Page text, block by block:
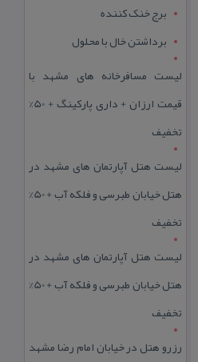
برج خنک کننده
برداشتن خال با محلول
لیست مسافرخانه های مشهد با
قیمت ارزان + داری پارکینگ + 50%
تخفیف
لیست هتل آپارتمان های مشهد در
هتل خیابان طبرسی و فلکه آب + 50%
تخفیف
لیست هتل آپارتمان های مشهد در
هتل خیابان طبرسی و فلکه آب + 50%
تخفیف
رزرو هتل در خیابان امام رضا مشهد